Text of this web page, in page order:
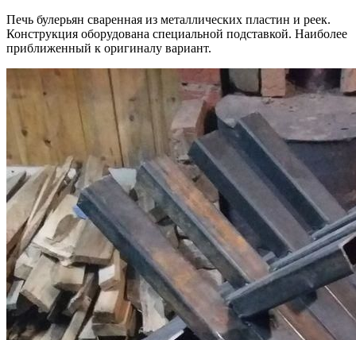
Печь булерьян сваренная из металлических пластин и реек.
Конструкция оборудована специальной подставкой. Наиболее
приближенный к оригиналу вариант.